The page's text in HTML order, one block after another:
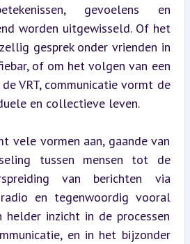
gevoelens en
worden uitgewisseld. Of het
gesprek onder vrienden in
of om het volgen van een
VRT, communicatie vormt de
en collectieve leven.
vele vormen aan, gaande van
tussen mensen tot de
van berichten via
en tegenwoordig vooral
helder inzicht in de processen
en in het bijzonder